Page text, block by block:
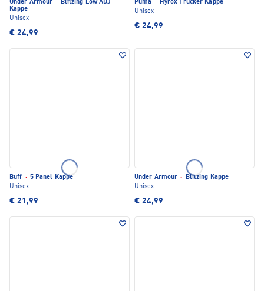
Under Armour ·
Blitzing Low ADJ
Kappe
Unisex
€ 24,99
Puma · Hyrox Trucker Kappe
Unisex
€ 24,99
Buff · 5 Panel Kappe
Unisex
€ 21,99
Under Armour ·
Blitzing Kappe
Unisex
€ 24,99